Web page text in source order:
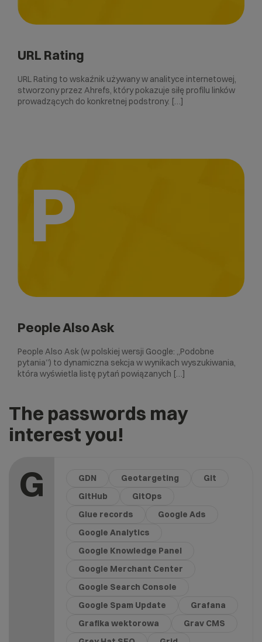
URL Rating
URL Rating to wskaźnik używany w analityce internetowej,
stworzony przez Ahrefs, który pokazuje siłę profilu linków
prowadzących do konkretnej podstrony. […]
P
People Also Ask
People Also Ask (w polskiej wersji Google: „Podobne
pytania”) to dynamiczna sekcja w wynikach wyszukiwania,
która wyświetla listę pytań powiązanych […]
The passwords may
interest you!
G GDN Geotargeting
Git
GitHub
GitOps
Glue records
Google Ads
Google Analytics
Google Knowledge Panel
Google Merchant Center
Google Search Console
Google Spam Update
Grafana
Grafika wektorowa
Grav CMS